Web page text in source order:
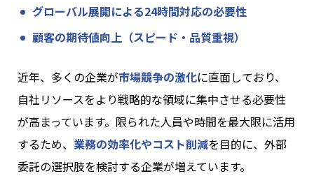
グローバル展開による24時間対応の必要性
顧客の期待値向上（スピード・品質重視）
近年、多くの企業が市場競争の激化に直面しており、
自社リソースをより戦略的な領域に集中させる必要性
が高まっています。限られた人員や時間を最大限に活用
するため、 業務の効率化やコスト削減を目的に、外部
委託の選択肢を検討する企業が増えています。